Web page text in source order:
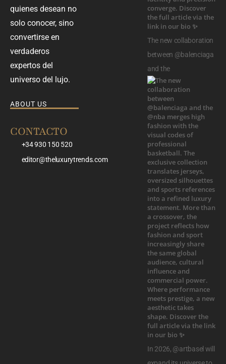
quienes desean no
solo conocer, sino
convertirse en
verdaderos
expertos del
universo del lujo.
ABOUT US
CONTACTO
+34 930 150 520
editor@theluxurytrends.com
The new collaboration
between @balenciaga
and the
In 2026, @artbasel will